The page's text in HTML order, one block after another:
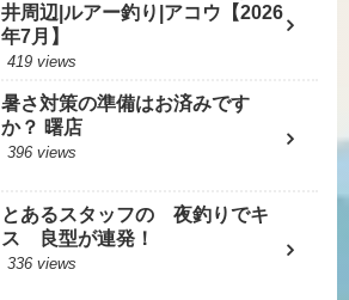
井周辺|ルアー釣り|アコウ【2026
年7月】
419 views
暑さ対策の準備はお済みです
か？ 曙店
396 views
とあるスタッフの 夜釣りでキ
ス 良型が連発！
336 views